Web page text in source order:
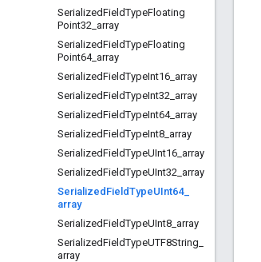
SerializedFieldTypeFloating
Point32 array
SerializedFieldTypeFloating
Point64_ array
SerializedFieldTypeInt16 array
SerializedFieldTypeInt32 array
SerializedFieldTypeInt64_ array
SerializedFieldTypeInt8 array
SerializedFieldTypeUInt16 array
SerializedFieldTypeUInt32 array
Serialized FieldTypeUInt64_
array
SerializedFieldTypeUInt8 array
SerializedFieldTypeUTF8String
array